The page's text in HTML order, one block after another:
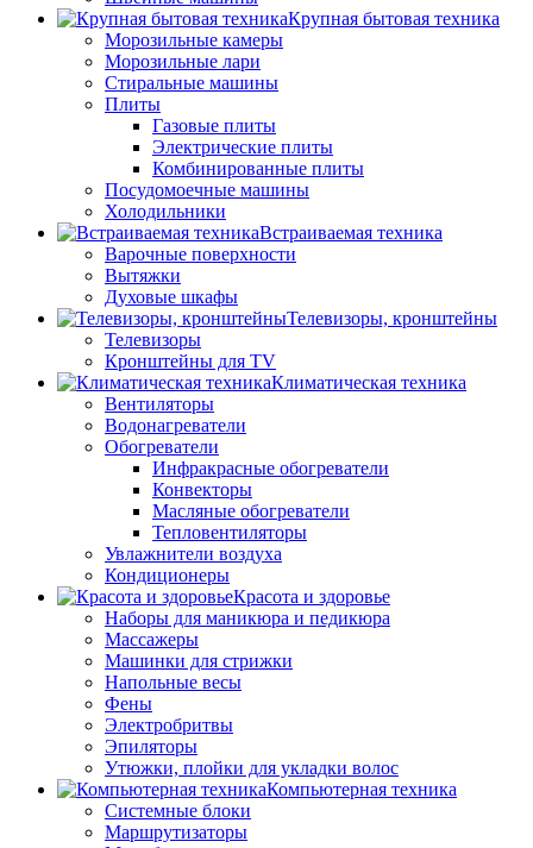
Крупная бытовая техника
Морозильные камеры
Морозильные лари
Стиральные машины
Плиты
Газовые плиты
Электрические плиты
Комбинированные плиты
Посудомоечные машины
Холодильники
Встраиваемая техника
Варочные поверхности
Вытяжки
Духовые шкафы
Телевизоры, кронштейны
Телевизоры
Кронштейны для TV
Климатическая техника
Вентиляторы
Водонагреватели
Обогреватели
Инфракрасные обогреватели
Конвекторы
Масляные обогреватели
Тепловентиляторы
Увлажнители воздуха
Кондиционеры
Красота и здоровье
Наборы для маникюра и педикюра
Массажеры
Машинки для стрижки
Напольные весы
Фены
Электробритвы
Эпиляторы
Утюжки, плойки для укладки волос
Компьютерная техника
Системные блоки
Маршрутизаторы